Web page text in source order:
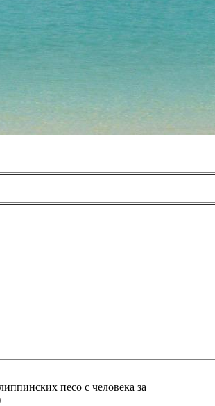
песо с человека за